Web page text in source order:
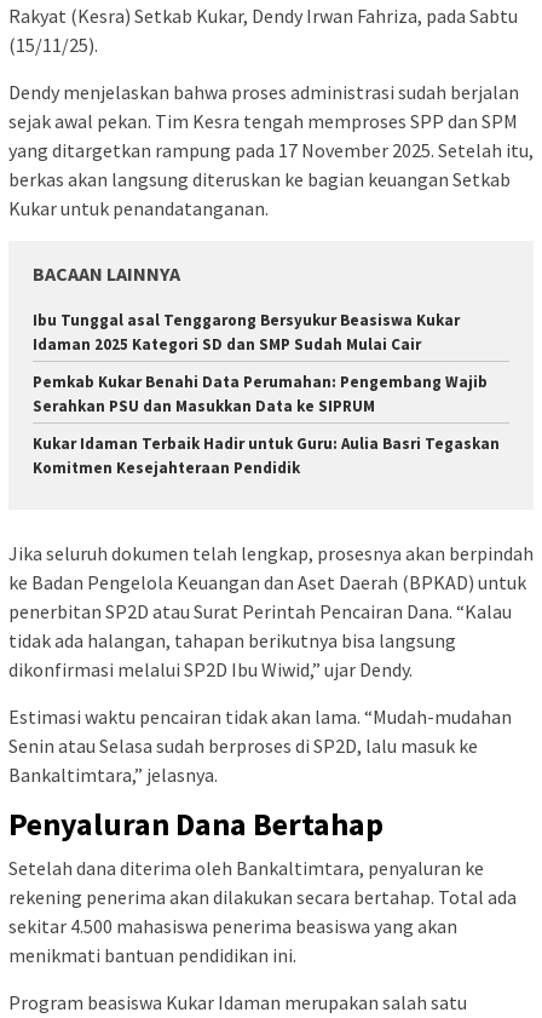
Rakyat (Kesra) Setkab Kukar, Dendy Irwan Fahriza, pada Sabtu
(15/11/25).
Dendy menjelaskan bahwa proses administrasi sudah berjalan
sejak awal pekan. Tim Kesra tengah memproses SPP dan SPM
yang ditargetkan rampung pada 17 November 2025. Setelah itu,
berkas akan langsung diteruskan ke bagian keuangan Setkab
Kukar untuk penandatanganan.
BACAAN LAINNYA
Ibu Tunggal asal Tenggarong Bersyukur Beasiswa Kukar
Idaman 2025 Kategori SD dan SMP Sudah Mulai Cair
Pemkab Kukar Benahi Data Perumahan: Pengembang Wajib
Serahkan PSU dan Masukkan Data ke SIPRUM
Kukar Idaman Terbaik Hadir untuk Guru: Aulia Basri Tegaskan
Komitmen Kesejahteraan Pendidik
Jika seluruh dokumen telah lengkap, prosesnya akan berpindah
ke Badan Pengelola Keuangan dan Aset Daerah (BPKAD) untuk
penerbitan SP2D atau Surat Perintah Pencairan Dana. “Kalau
tidak ada halangan, tahapan berikutnya bisa langsung
dikonfirmasi melalui SP2D Ibu Wiwid,” ujar Dendy.
Estimasi waktu pencairan tidak akan lama. “Mudah-mudahan
Senin atau Selasa sudah berproses di SP2D, lalu masuk ke
Bankaltimtara,” jelasnya.
Penyaluran Dana Bertahap
Setelah dana diterima oleh Bankaltimtara, penyaluran ke
rekening penerima akan dilakukan secara bertahap. Total ada
sekitar 4.500 mahasiswa penerima beasiswa yang akan
menikmati bantuan pendidikan ini.
Program beasiswa Kukar Idaman merupakan salah satu